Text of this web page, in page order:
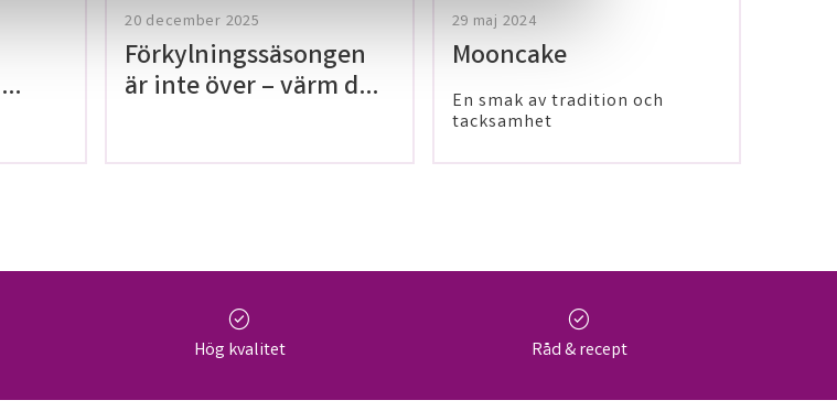
20 december 2025
Förkylningssäsongen
är inte över – värm dig
29 maj 2024
Mooncake
En smak av tradition och
tacksamhet
check_circle
Hög kvalitet
check_circle
Råd & recept